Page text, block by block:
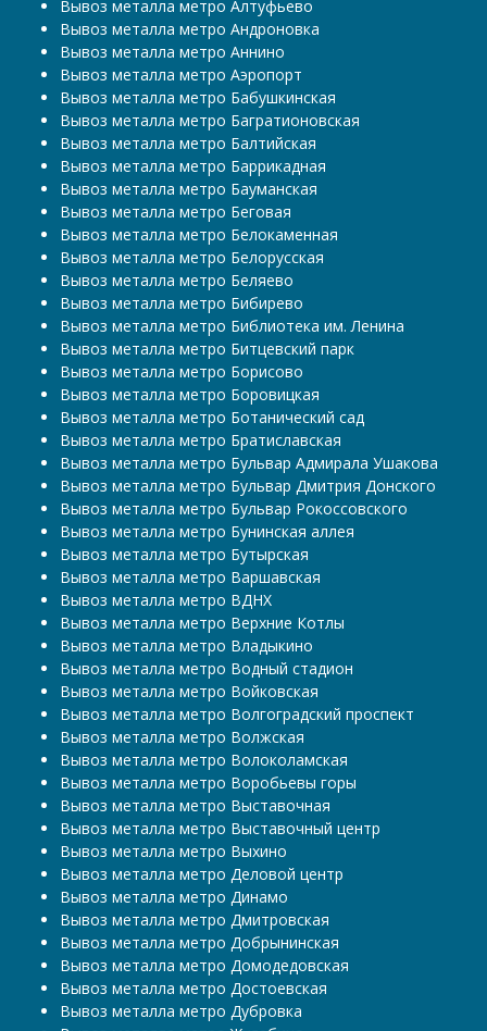
Вывоз металла метро Алтуфьево
Вывоз металла метро Андроновка
Вывоз металла метро Аннино
Вывоз металла метро Аэропорт
Вывоз металла метро Бабушкинская
Вывоз металла метро Багратионовская
Вывоз металла метро Балтийская
Вывоз металла метро Баррикадная
Вывоз металла метро Бауманская
Вывоз металла метро Беговая
Вывоз металла метро Белокаменная
Вывоз металла метро Белорусская
Вывоз металла метро Беляево
Вывоз металла метро Бибирево
Вывоз металла метро Библиотека им. Ленина
Вывоз металла метро Битцевский парк
Вывоз металла метро Борисово
Вывоз металла метро Боровицкая
Вывоз металла метро Ботанический сад
Вывоз металла метро Братиславская
Вывоз металла метро Бульвар Адмирала Ушакова
Вывоз металла метро Бульвар Дмитрия Донского
Вывоз металла метро Бульвар Рокоссовского
Вывоз металла метро Бунинская аллея
Вывоз металла метро Бутырская
Вывоз металла метро Варшавская
Вывоз металла метро ВДНХ
Вывоз металла метро Верхние Котлы
Вывоз металла метро Владыкино
Вывоз металла метро Водный стадион
Вывоз металла метро Войковская
Вывоз металла метро Волгоградский проспект
Вывоз металла метро Волжская
Вывоз металла метро Волоколамская
Вывоз металла метро Воробьевы горы
Вывоз металла метро Выставочная
Вывоз металла метро Выставочный центр
Вывоз металла метро Выхино
Вывоз металла метро Деловой центр
Вывоз металла метро Динамо
Вывоз металла метро Дмитровская
Вывоз металла метро Добрынинская
Вывоз металла метро Домодедовская
Вывоз металла метро Достоевская
Вывоз металла метро Дубровка